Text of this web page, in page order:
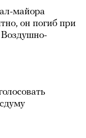
майора
он погиб при